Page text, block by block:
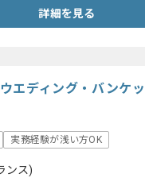
詳細を見る
エディング・バンケ
実務経験が浅い方OK
ンス)